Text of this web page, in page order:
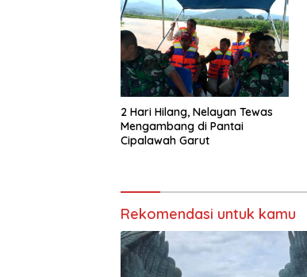
2 Hari Hilang, Nelayan Tewas
Mengambang di Pantai
Cipalawah Garut
Rekomendasi untuk kamu